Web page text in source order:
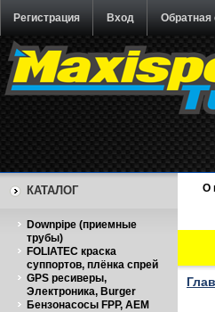
Регистрация Вход Обратная
КАТАЛОГ
Downpipe (приемные
трубы)
FOLIATEC краска
суппортов, плёнка спрей
GPS ресиверы,
Электроника, Burger
Бензонасосы FPP, AEM
О